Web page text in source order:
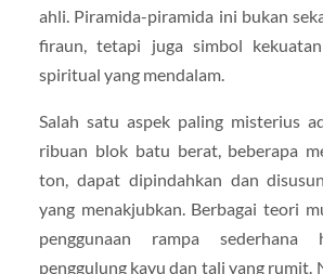
ahli. Piramida-piramida ini bukan
firaun, tetapi juga simbol
spiritual yang mendalam.
Salah satu aspek paling misterius
ribuan blok batu berat, beberapa
ton, dapat dipindahkan dan
yang menakjubkan. Berbagai teori
penggunaan rampa sederhana
penggulung kayu dan tali yang rumit.